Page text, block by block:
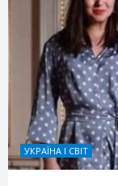
УКРАЇНА І СВІТ